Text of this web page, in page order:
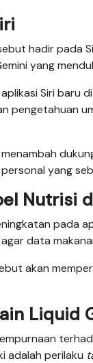
hadir pada
yang
Siri
pengetahuan
yang
Nutrisi
pada
data
akan
Liquid
adalah perilaku